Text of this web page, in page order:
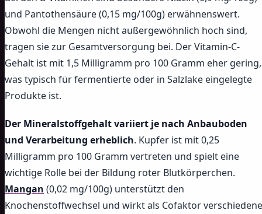
und Pantothensäure (0,15 mg/100g) erwähnenswert.
Obwohl die Mengen nicht außergewöhnlich hoch sind,
tragen sie zur Gesamtversorgung bei. Der Vitamin-C-
Gehalt ist mit 1,5 Milligramm pro 100 Gramm eher gering,
was typisch für fermentierte oder in Salzlake eingelegte
Produkte ist.
Der Mineralstoffgehalt variiert je nach Anbauboden
und Verarbeitung erheblich. Kupfer ist mit 0,25
Milligramm pro 100 Gramm vertreten und spielt eine
wichtige Rolle bei der Bildung roter Blutkörperchen.
Mangan (0,02 mg/100g) unterstützt den
Knochenstoffwechsel und wirkt als Cofaktor